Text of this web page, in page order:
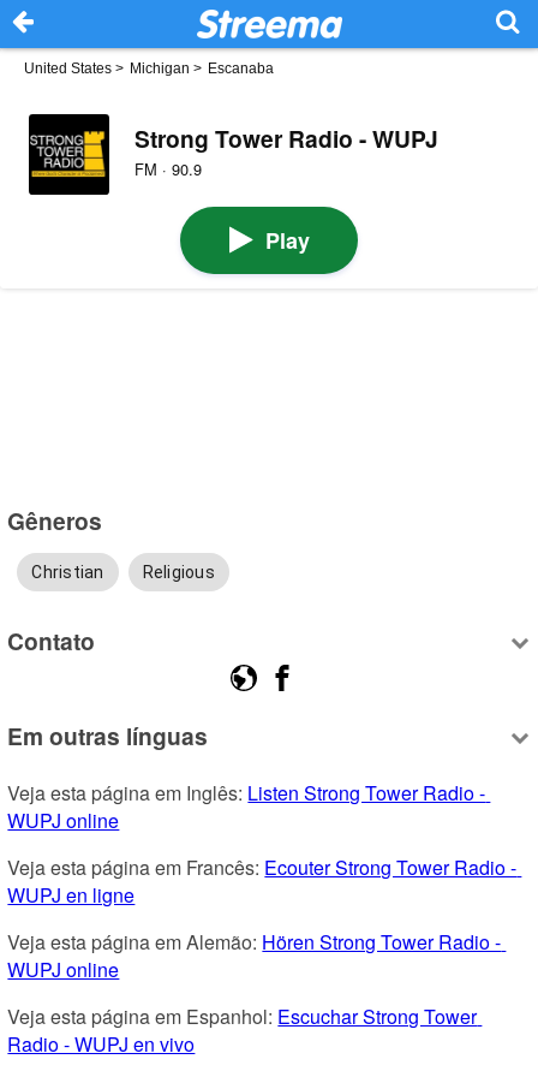
United States > Michigan > Escanaba
Strong Tower Radio - WUPJ
FM · 90.9
Play
Gêneros
Christian Religious
Contato
Em outras línguas
Veja esta página em Inglês: Listen Strong Tower Radio -
WUPJ online
Veja esta página em Francês: Ecouter Strong Tower Radio -
WUPJ en ligne
Veja esta página em Alemão: Hören Strong Tower Radio -
WUPJ online
Veja esta página em Espanhol: Escuchar Strong Tower
Radio - WUPJ en vivo